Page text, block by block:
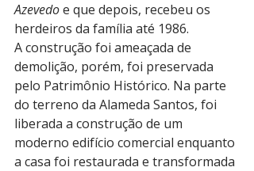
Azevedo e que depois, recebeu os
herdeiros da família até 1986.
A construção foi ameaçada de
demolição, porém, foi preservada
pelo Patrimônio Histórico. Na parte
do terreno da Alameda Santos, foi
liberada a construção de um
moderno edifício comercial enquanto
a casa foi restaurada e transformada